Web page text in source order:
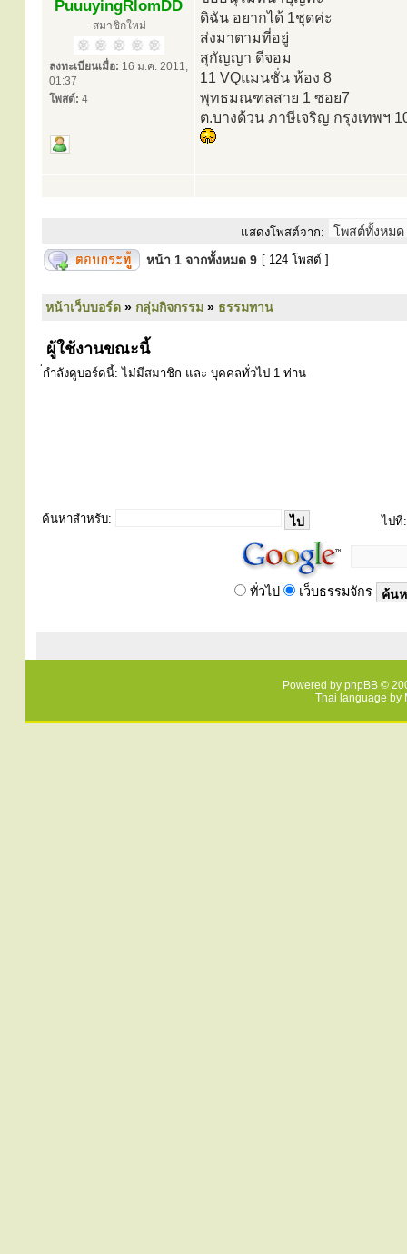
PuuuyingRlomDD
สมาชิกใหม่
ลงทะเบียนเมื่อ: 16 ม.ค. 2011,
01:37
โพสต์: 4
ดิฉัน อยากได้ 1ชุดค่ะ
ส่งมาตามที่อยู่
สุกัญญา ดีจอม
11 VQแมนชั่น ห้อง 8
พุทธมณฑลสาย 1 ซอย7
ต.บางด้วน ภาษีเจริญ กรุงเทพฯ
แสดงโพสต์จาก:
หน้า 1 จากทั้งหมด 9 [ 124 โพสต์ ]
หน้าเว็บบอร์ด » กลุ่มกิจกรรม » ธรรมทาน
ผู้ใช้งานขณะนี้
่กำลังดูบอร์ดนี้: ไม่มีสมาชิก และ บุคคลทั่วไป 1 ท่าน
ค้นหาสำหรับ: ไปที่:
ทั่วไป เว็บธรรมจักร
Powered by phpBB ©
Thai language by